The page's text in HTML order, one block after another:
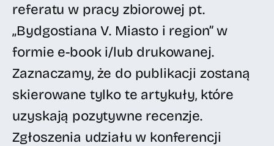
referatu w pracy zbiorowej pt.
„Bydgostiana V. Miasto i region” w
formie e-book i/lub drukowanej.
Zaznaczamy, że do publikacji zostaną
skierowane tylko te artykuły, które
uzyskają pozytywne recenzje.
Zgłoszenia udziału w konferencji